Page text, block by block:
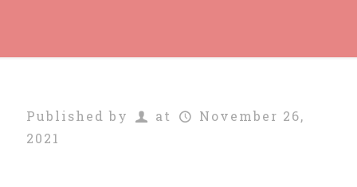
Published by at
November 26,
2021